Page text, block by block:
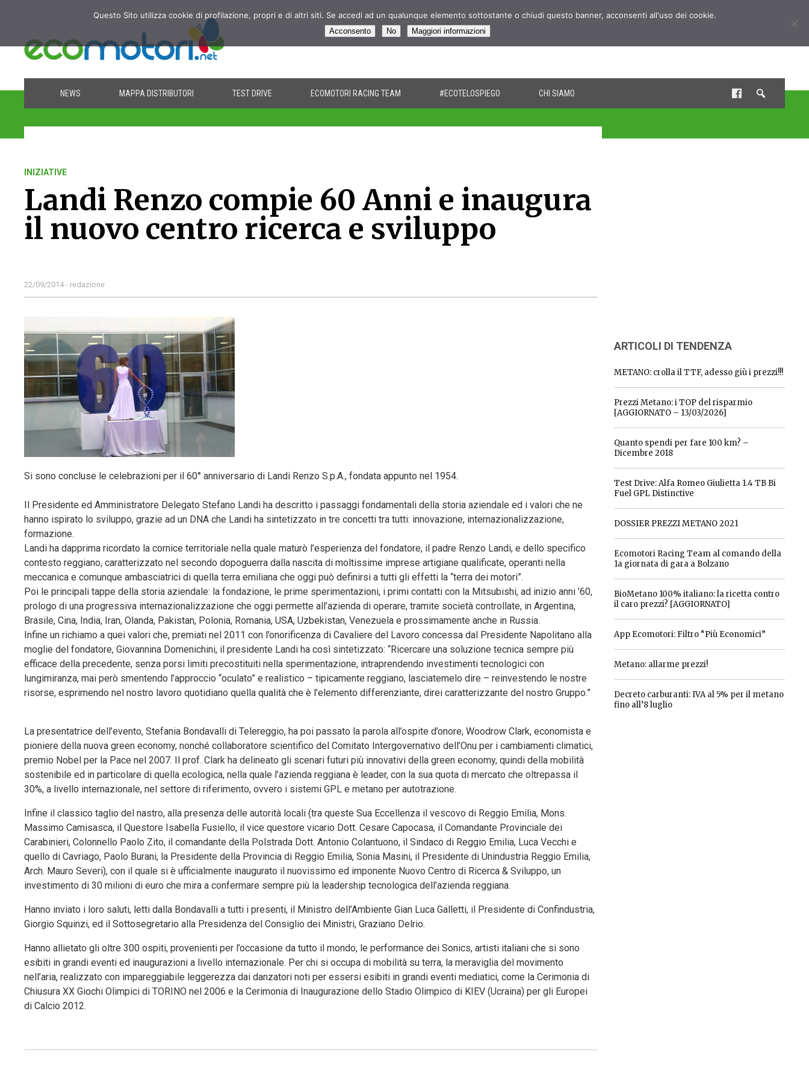
NEWS MAPPA DISTRIBUTORI TEST DRIVE ECOMOTORI RACING TEAM #ECOTELOSPIEGO CHI SIAMO
INIZIATIVE
Landi Renzo compie 60 Anni e inaugura
il nuovo centro ricerca e sviluppo
22/09/2014 - redazione
Si sono concluse le celebrazioni per il 60° anniversario di Landi Renzo S.p.A., fondata appunto nel 1954.
Il Presidente ed Amministratore Delegato Stefano Landi ha descritto i passaggi fondamentali della storia aziendale ed i valori che ne
hanno ispirato lo sviluppo, grazie ad un DNA che Landi ha sintetizzato in tre concetti tra tutti: innovazione, internazionalizzazione,
formazione.
Landi ha dapprima ricordato la cornice territoriale nella quale maturò l’esperienza del fondatore, il padre Renzo Landi, e dello specifico
contesto reggiano, caratterizzato nel secondo dopoguerra dalla nascita di moltissime imprese artigiane qualificate, operanti nella
meccanica e comunque ambasciatrici di quella terra emiliana che oggi può definirsi a tutti gli effetti la “terra dei motori”.
Poi le principali tappe della storia aziendale: la fondazione, le prime sperimentazioni, i primi contatti con la Mitsubishi, ad inizio anni ’60,
prologo di una progressiva internazionalizzazione che oggi permette all’azienda di operare, tramite società controllate, in Argentina,
Brasile, Cina, India, Iran, Olanda, Pakistan, Polonia, Romania, USA, Uzbekistan, Venezuela e prossimamente anche in Russia.
Infine un richiamo a quei valori che, premiati nel 2011 con l’onorificenza di Cavaliere del Lavoro concessa dal Presidente Napolitano alla
moglie del fondatore, Giovannina Domenichini, il presidente Landi ha così sintetizzato: “Ricercare una soluzione tecnica sempre più
efficace della precedente, senza porsi limiti precostituiti nella sperimentazione, intraprendendo investimenti tecnologici con
lungimiranza, mai però smentendo l’approccio “oculato” e realistico – tipicamente reggiano, lasciatemelo dire – reinvestendo le nostre
risorse, esprimendo nel nostro lavoro quotidiano quella qualità che è l’elemento differenziante, direi caratterizzante del nostro Gruppo.”
La presentatrice dell’evento, Stefania Bondavalli di Telereggio, ha poi passato la parola all’ospite d’onore, Woodrow Clark, economista e
pioniere della nuova green economy, nonché collaboratore scientifico del Comitato Intergovernativo dell’Onu per i cambiamenti climatici,
premio Nobel per la Pace nel 2007. Il prof. Clark ha delineato gli scenari futuri più innovativi della green economy, quindi della mobilità
sostenibile ed in particolare di quella ecologica, nella quale l’azienda reggiana è leader, con la sua quota di mercato che oltrepassa il
30%, a livello internazionale, nel settore di riferimento, ovvero i sistemi GPL e metano per autotrazione.
Infine il classico taglio del nastro, alla presenza delle autorità locali (tra queste Sua Eccellenza il vescovo di Reggio Emilia, Mons.
Massimo Camisasca, il Questore Isabella Fusiello, il vice questore vicario Dott. Cesare Capocasa, il Comandante Provinciale dei
Carabinieri, Colonnello Paolo Zito, il comandante della Polstrada Dott. Antonio Colantuono, il Sindaco di Reggio Emilia, Luca Vecchi e
quello di Cavriago, Paolo Burani, la Presidente della Provincia di Reggio Emilia, Sonia Masini, il Presidente di Unindustria Reggio Emilia,
Arch. Mauro Severi), con il quale si è ufficialmente inaugurato il nuovissimo ed imponente Nuovo Centro di Ricerca & Sviluppo, un
investimento di 30 milioni di euro che mira a confermare sempre più la leadership tecnologica dell’azienda reggiana.
Hanno inviato i loro saluti, letti dalla Bondavalli a tutti i presenti, il Ministro dell’Ambiente Gian Luca Galletti, il Presidente di Confindustria,
Giorgio Squinzi, ed il Sottosegretario alla Presidenza del Consiglio dei Ministri, Graziano Delrio.
Hanno allietato gli oltre 300 ospiti, provenienti per l’occasione da tutto il mondo, le performance dei Sonics, artisti italiani che si sono
esibiti in grandi eventi ed inaugurazioni a livello internazionale. Per chi si occupa di mobilità su terra, la meraviglia del movimento
nell’aria, realizzato con impareggiabile leggerezza dai danzatori noti per essersi esibiti in grandi eventi mediatici, come la Cerimonia di
Chiusura XX Giochi Olimpici di TORINO nel 2006 e la Cerimonia di Inaugurazione dello Stadio Olimpico di KIEV (Ucraina) per gli Europei
di Calcio 2012.
ARTICOLI DI TENDENZA
METANO: crolla il TTF, adesso giù i prezzi!!!
Prezzi Metano: i TOP del risparmio
[AGGIORNATO – 13/03/2026]
Quanto spendi per fare 100 km? –
Dicembre 2018
Test Drive: Alfa Romeo Giulietta 1.4 TB Bi
Fuel GPL Distinctive
DOSSIER PREZZI METANO 2021
Ecomotori Racing Team al comando della
1a giornata di gara a Bolzano
BioMetano 100% italiano: la ricetta contro
il caro prezzi? [AGGIORNATO]
App Ecomotori: Filtro “Più Economici”
Metano: allarme prezzi!
Decreto carburanti: IVA al 5% per il metano
fino all’8 luglio
Questo Sito utilizza cookie di profilazione, propri e di altri siti. Se accedi ad un qualunque elemento sottostante o chiudi questo banner, acconsenti all'uso dei cookie.
Acconsento No Maggiori informazioni